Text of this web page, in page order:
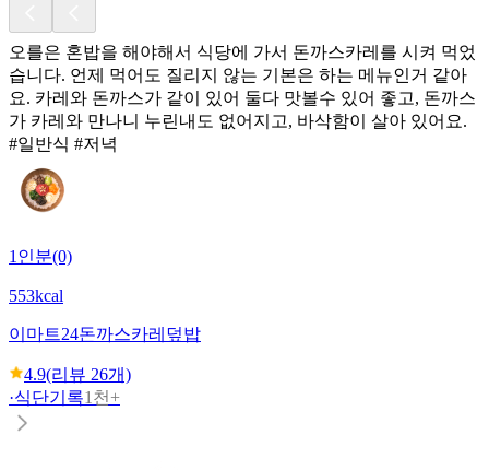
오를은 혼밥을 해야해서 식당에 가서 돈까스카레를 시켜 먹었
습니다. 언제 먹어도 질리지 않는 기본은 하는 메뉴인거 같아
요. 카레와 돈까스가 같이 있어 둘다 맛볼수 있어 좋고, 돈까스
가 카레와 만나니 누린내도 없어지고, 바삭함이 살아 있어요.
#일반식 #저녁
1인분(0)
553kcal
이마트24돈까스카레덮밥
4.9(리뷰 26개)
·식단기록1천+